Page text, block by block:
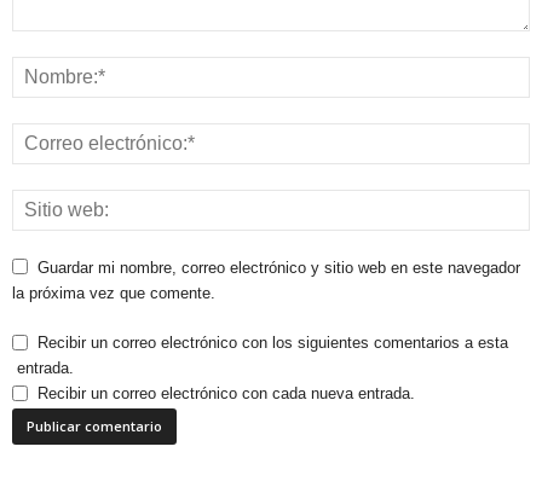
Guardar mi nombre, correo electrónico y sitio web en este navegador
la próxima vez que comente.
Recibir un correo electrónico con los siguientes comentarios a esta
entrada.
Recibir un correo electrónico con cada nueva entrada.